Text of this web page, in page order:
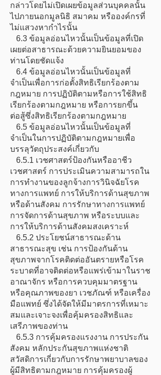
กล่าวโดยไม่เปิดเผยข้อมูลส่วนบุคคลนั้น
ไปภายนอกมูลนิธิ สมาคม หรือองค์กรที่
ไม่แสวงหากำไรนั้น
6.3 ข้อมูลอ่อนไหวนั้นเป็นข้อมูลที่เปิด
เผยต่อสาธารณะด้วยความยินยอมของ
ท่านโดยชัดแจ้ง
6.4 ข้อมูลอ่อนไหวนั้นเป็นข้อมูลที่
จำเป็นเพื่อการก่อตั้งสิทธิเรียกร้องตาม
กฎหมาย การปฏิบัติตามหรือการใช้สิทธิ
เรียกร้องตามกฎหมาย หรือการยกขึ้น
ต่อสู้ซึ่งสิทธิเรียกร้องตามกฎหมาย
6.5 ข้อมูลอ่อนไหวนั้นเป็นข้อมูลที่
จำเป็นในการปฏิบัติตามกฎหมายเพื่อ
บรรลุวัตถุประสงค์เกี่ยวกับ
6.5.1 เวชศาสตร์ป้องกันหรืออาชีว
เวชศาสตร์ การประเมินความสามารถใน
การทำงานของลูกจ้างการวินิจฉัยโรค
ทางการแพทย์ การให้บริการด้านสุขภาพ
หรือด้านสังคม การรักษาทางการแพทย์
การจัดการด้านสุขภาพ หรือระบบและ
การให้บริการด้านสังคมสงเคราะห์
6.5.2 ประโยชน์สาธารณะด้าน
สาธารณะสุข เช่น การป้องกันด้าน
สุขภาพจากโรคติดต่ออันตรายหรือโรค
ระบาดที่อาจติดต่อหรือแพร่เข้ามาในราช
อาณาจักร หรือการควบคุมมาตรฐาน
หรือคุณภาพของยา เวชภัณฑ์ หรือเครื่อง
มือแพทย์ ซึ่งได้จัดให้มีมาตรการที่เหมาะ
สมและเจาะจงเพื่อคุ้มครองสิทธิและ
เสรีภาพของท่าน
6.5.3 การคุ้มครองแรงงาน การประกัน
สังคม หลักประกันสุขภาพแห่งชาติ
สวัสดิการเกี่ยวกับการรักษาพยาบาลของ
ผู้มีสิทธิตามกฎหมาย การคุ้มครองผู้